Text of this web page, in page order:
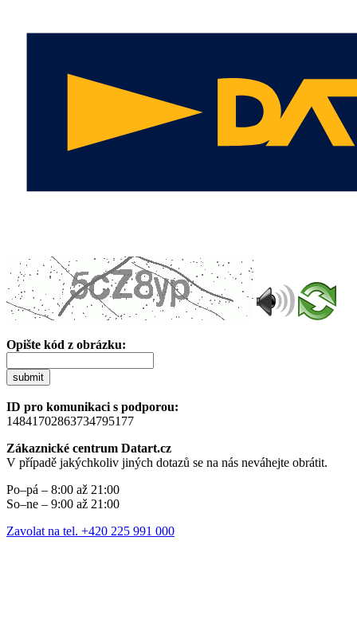
Opište kód z obrázku:
submit
ID pro komunikaci s podporou:
14841702863734795177
Zákaznické centrum Datart.cz
V případě jakýchkoliv jiných dotazů se na nás neváhejte obrátit.
Po–pá – 8:00 až 21:00
So–ne – 9:00 až 21:00
Zavolat na tel. +420 225 991 000